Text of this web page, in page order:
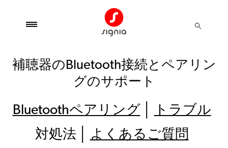
補聴器のBluetooth接続とペアリン
グのサポート
Bluetoothペアリング
トラブル
対処法 │
よくあるご質問